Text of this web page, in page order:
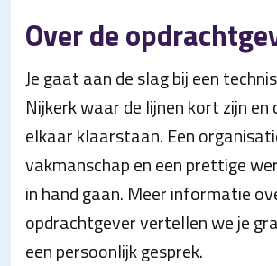
Over de
Je gaat aan de slag bij een
Nijkerk waar de lijnen kort zijn
elkaar klaarstaan. Een
vakmanschap en een prettige
in hand gaan. Meer informatie
opdrachtgever vertellen we je
een persoonlijk gesprek.